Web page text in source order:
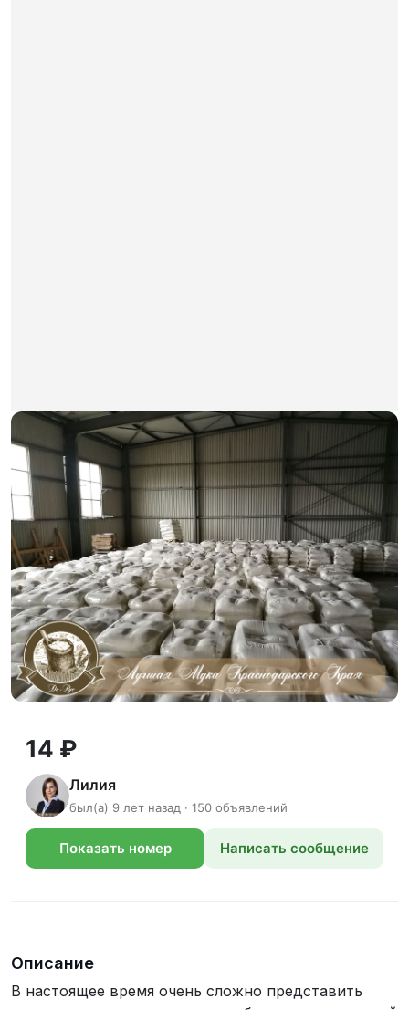
14 ₽
Лилия
был(а) 9 лет назад · 150 объявлений
Показать номер Написать сообщение
Описание
В настоящее время очень сложно представить